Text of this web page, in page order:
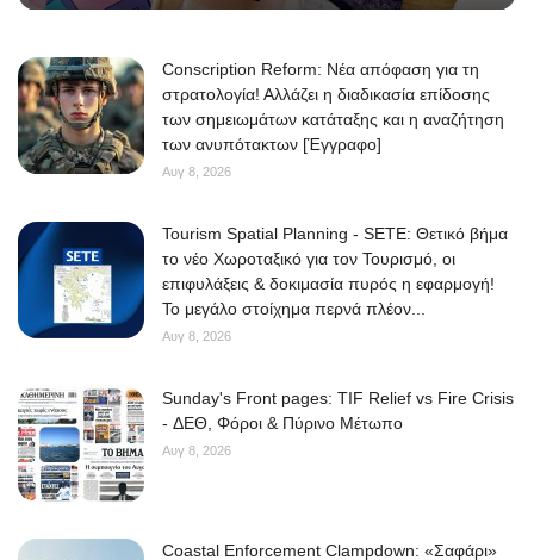
Conscription Reform: Νέα απόφαση για τη
στρατολογία! Αλλάζει η διαδικασία επίδοσης
των σημειωμάτων κατάταξης και η αναζήτηση
των ανυπότακτων [Έγγραφο]
Αυγ 8, 2026
Tourism Spatial Planning - SETE: Θετικό βήμα
το νέο Χωροταξικό για τον Τουρισμό, οι
επιφυλάξεις & δοκιμασία πυρός η εφαρμογή!
Το μεγάλο στοίχημα περνά πλέον...
Αυγ 8, 2026
Sunday's Front pages: TIF Relief vs Fire Crisis
- ΔΕΘ, Φόροι & Πύρινο Μέτωπο
Αυγ 8, 2026
Coastal Enforcement Clampdown: «Σαφάρι»